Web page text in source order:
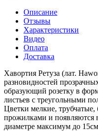
Описание
Отзывы
Характеристики
Видео
Оплата
Доставка
Хавортия Ретуза (лат.
разновидностей
образующий розетку в
листьев с треугольными
Цветки мелкие, трубчатые,
прожилками и появляются
диаметре максимум до